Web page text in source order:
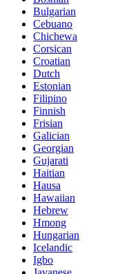
Bulgarian
Cebuano
Chichewa
Corsican
Croatian
Dutch
Estonian
Filipino
Finnish
Frisian
Galician
Georgian
Gujarati
Haitian
Hausa
Hawaiian
Hebrew
Hmong
Hungarian
Icelandic
Igbo